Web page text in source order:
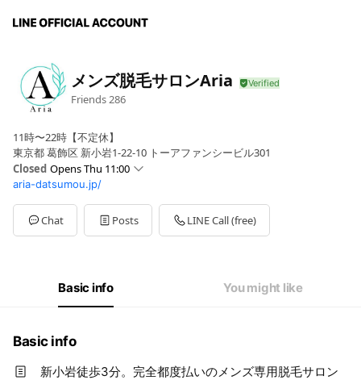
メンズ脱毛サロンAria
Friends 286
11時〜22時【不定休】
東京都 葛飾区 新小岩1-22-10 トーアファンシービル301
Closed Opens Thu 11:00
Sun11:00 - 22:00
Mon11:00 - 22:00
Tue11:00 - 22:00
Wed11:00 - 22:00
11:00 - 22:00
aria-datsumou.jp/
Chat Posts LINE Call (free)
Basic info You might like
Basic info
新小岩徒歩3分。完全都度払いのメンズ専用脱毛サロン